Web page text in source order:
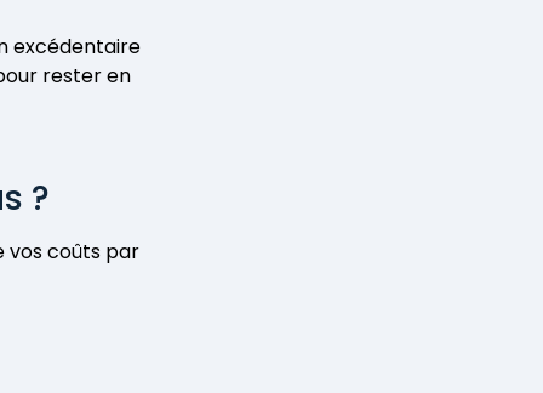
excédentaire
rester en
?
vos coûts par